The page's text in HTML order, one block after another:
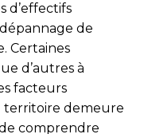
d’effectifs
de
Certaines
d’autres à
facteurs
territoire demeure
comprendre